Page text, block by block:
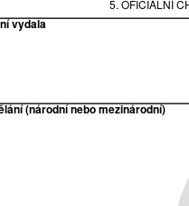
5. OFICIÁLNÍ
vydala
(národní nebo mezinárodní)